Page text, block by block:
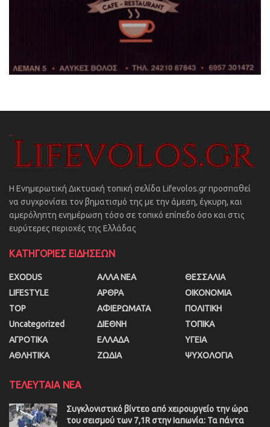
Η Ενημερωτική Δικτυακή τοπική σελίδα Lifevolos.gr προσπαθεί
να συγχρονίσει τον βηματισμό της με την άμεση, έγκυρη, και
αμερόληπτη ενημέρωση τόσο σε τοπικό επίπεδο όσο και στις
ευρύτερες περιοχές της Ελλάδας
ΚΑΤΗΓΟΡΙΕΣ ΕΙΔΗΣΕΩΝ
EXODUS
LIFESTYLE
TOP
Uncategorized
ΑΓΡΟΤΙΚΑ
ΑΘΛΗΤΙΚΑ
ΑΛΛΑ ΝΕΑ
ΑΡΘΡΑ
ΑΦΙΕΡΩΜΑΤΑ
ΔΙΕΘΝΗ
ΕΛΛΑΔΑ
ΖΩΔΙΑ
ΘΕΣΣΑΛΙΑ
ΟΙΚΟΝΟΜΙΑ
ΠΟΛΙΤΙΚΗ
ΤΟΠΙΚΑ
ΥΓΕΙΑ
ΨΥΧΟΛΟΓΙΑ
ΤΕΛΕΥΤΑΙΑ ΝΕΑ
Συγκλονιστικό βίντεο από χειρουργείο την ώρα
του σεισμού των 7,1R στην Ιαπωνία: Τα πάντα